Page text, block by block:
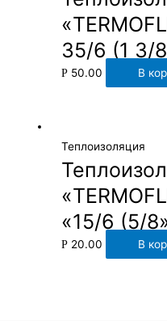
35/6 (1 3/
Р50.00 В
Теплоизоляция
«15/6 (5/
Р20.00 В